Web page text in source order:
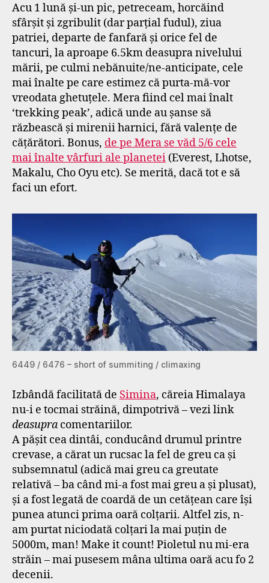
Acu 1 lună și-un pic, petreceam, horcăind
sfârșit și zgribulit (dar parțial fudul), ziua
patriei, departe de fanfară și orice fel de
tancuri, la aproape 6.5km deasupra nivelului
mării, pe culmi nebănuite/ne-anticipate, cele
mai înalte pe care estimez că purta-mă-vor
vreodata ghetuțele. Mera fiind cel mai înalt
‘trekking peak’, adică unde au șanse să
răzbească și mirenii harnici, fără valențe de
cățărători. Bonus, de pe Mera se văd 5/6 cele
mai înalte vârfuri ale planetei (Everest, Lhotse,
Makalu, Cho Oyu etc). Se merită, dacă tot e să
faci un efort.
6449 / 6476 – short of summiting / climaxing
Izbândă facilitată de Simina, căreia Himalaya
nu-i e tocmai străină, dimpotrivă – vezi link
deasupra comentariilor.
A pășit cea dintâi, conducând drumul printre
crevase, a cărat un rucsac la fel de greu ca și
subsemnatul (adică mai greu ca greutate
relativă – ba când mi-a fost mai greu a și plusat),
și a fost legată de coardă de un cetățean care își
punea atunci prima oară colțarii. Altfel zis, n-
am purtat niciodată colțari la mai puțin de
5000m, man! Make it count! Pioletul nu mi-era
străin – mai pusesem mâna ultima oară acu fo 2
decenii.